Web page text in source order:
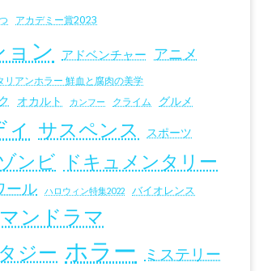
アカデミー賞2023
ョン アドベンチャー アニメ
リアンホラー 鮮血と腐肉の美学
オカルト カンフー クライム グルメ
サスペンス スポーツ
ゾンビ ドキュメンタリー
ール ハロウィン特集2022 バイオレンス
ンドラマ
ジー ホラー ミステリー